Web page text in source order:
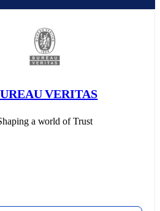
VERITAS
a world of Trust